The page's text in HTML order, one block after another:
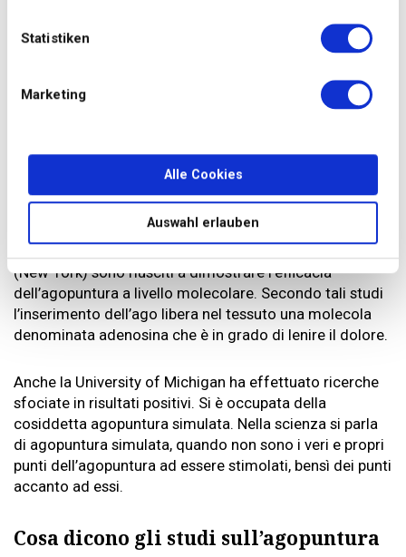
Statistiken
Marketing
Alle Cookies
Auswahl erlauben
dell’agopuntura e della sua efficacia. Tuttavia è difficile
confrontare la medicina occidentale con la medicina
ricerca
Incapace di spiegare determinate guarigioni di alcuni
pazienti, la medicina occidentale ha a lungo parlato di
effetto placebo. I nuovi studi dimostrano tuttavia il
(New York) sono riusciti a dimostrare l’efficacia
dell’agopuntura a livello molecolare. Secondo tali studi
l’inserimento dell’ago libera nel tessuto una molecola
denominata adenosina che è in grado di lenire il dolore.
Anche la University of Michigan ha effettuato ricerche
sfociate in risultati positivi. Si è occupata della
cosiddetta agopuntura simulata. Nella scienza si parla
di agopuntura simulata, quando non sono i veri e propri
punti dell’agopuntura ad essere stimolati, bensì dei punti
accanto ad essi.
Cosa dicono gli studi sull’agopuntura